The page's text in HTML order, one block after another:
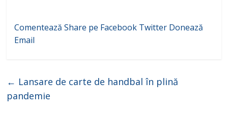
Comentează Share pe Facebook Twitter Donează
Email
← Lansare de carte de handbal în plină
pandemie